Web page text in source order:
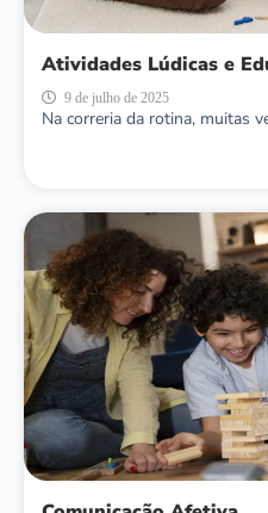
Atividades Lúdicas e
9 de julho de 2025
Na correria da rotina, muitas